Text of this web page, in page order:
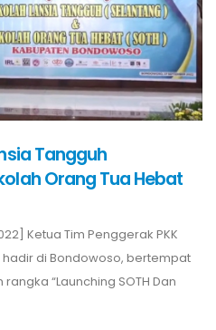
Tangguh
Orang Tua Hebat
Ketua Tim Penggerak PKK
hadir di Bondowoso, bertempat
“Launching SOTH Dan